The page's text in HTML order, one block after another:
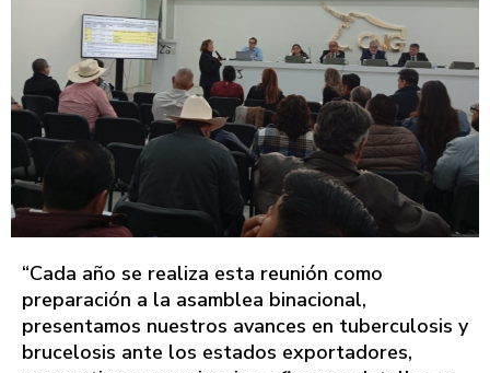
“Cada año se realiza esta reunión como
preparación a la asamblea binacional,
presentamos nuestros avances en tuberculosis y
brucelosis ante los estados exportadores,